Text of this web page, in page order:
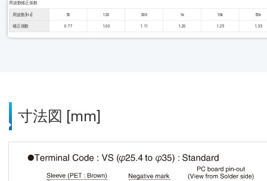
周波数補正係数
周波数 [Hz] 50 120 300 1k 10k 50k
補正係数 0.77 1.00 1.11 1.20 1.25 1.33
寸法図 [mm]